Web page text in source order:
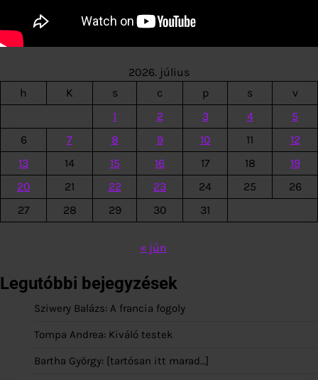
2026. július
h
K s c p s
v
1
2 3 4
5
6
7 8 9 10 11
12
13
14 15 16 17 18
19
20
21 22 23 24 25
26
27
28 29 30 31
« jún
Legutóbbi bejegyzések
Sziwery Balázs: A francia fogoly
Tompa Andrea: Kiváló testek
Bartha György: [tartósan itt marad…]